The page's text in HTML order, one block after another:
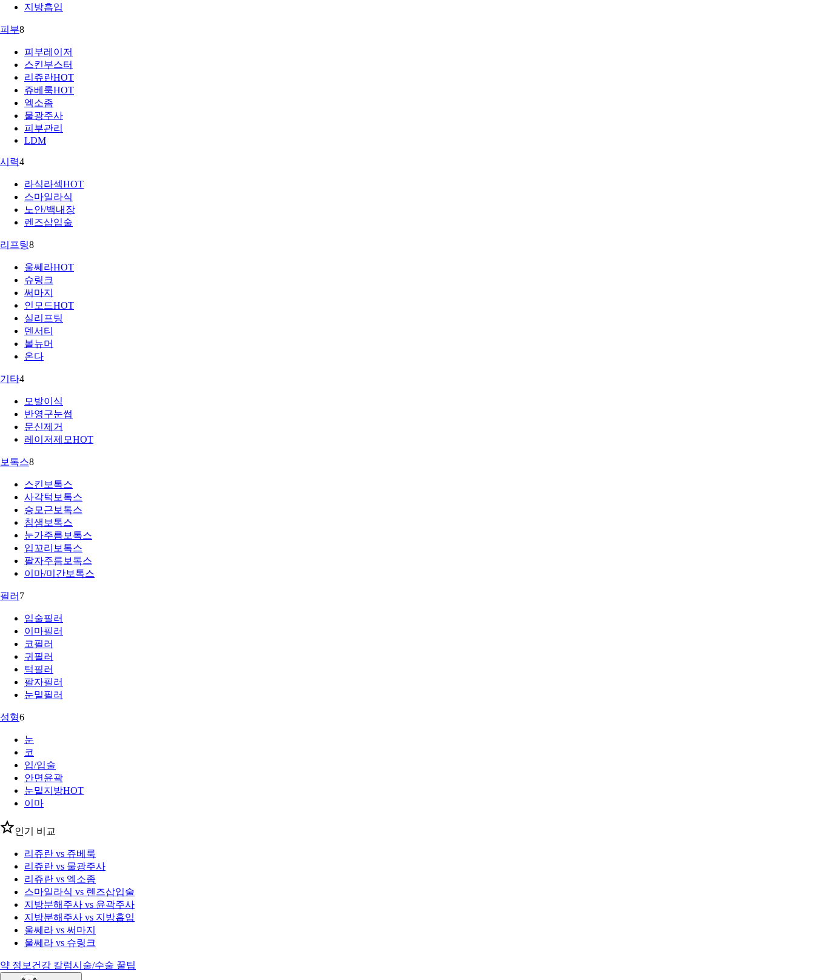
지방흡입
피부8
피부레이저
스킨부스터
리쥬란HOT
쥬베룩HOT
엑소좀
물광주사
피부관리
LDM
시력4
라식라섹HOT
스마일라식
노안/백내장
렌즈삽입술
리프팅8
울쎄라HOT
슈링크
써마지
인모드HOT
실리프팅
덴서티
볼뉴머
온다
기타4
모발이식
반영구눈썹
문신제거
레이저제모HOT
보톡스8
스킨보톡스
사각턱보톡스
승모근보톡스
침샘보톡스
눈가주름보톡스
입꼬리보톡스
팔자주름보톡스
이마/미간보톡스
필러 7
입술필러
이마필러
코필러
귀필러
턱필러
팔자필러
눈밑필러
성형6
눈
코
입/입술
안면윤곽
눈밑지방HOT
이마
인기 비교
리쥬란 vs 쥬베룩
리쥬란 vs 물광주사
리쥬란 vs 엑소좀
스마일라식 vs 렌즈삽입술
지방분해주사 vs 윤곽주사
지방분해주사 vs 지방흡입
울쎄라 vs 써마지
울쎄라 vs 슈링크
약 정보 건강 칼럼시술/수술 꿀팁